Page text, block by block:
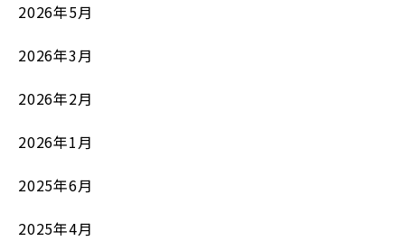
2026年5月
2026年3月
2026年2月
2026年1月
2025年6月
2025年4月